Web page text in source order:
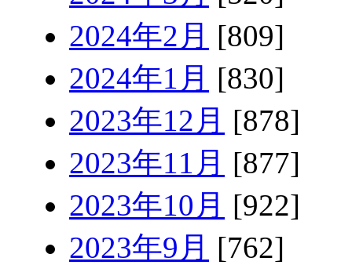
2024年2月 [809]
2024年1月 [830]
2023年12月 [878]
2023年11月 [877]
2023年10月 [922]
2023年9月 [762]